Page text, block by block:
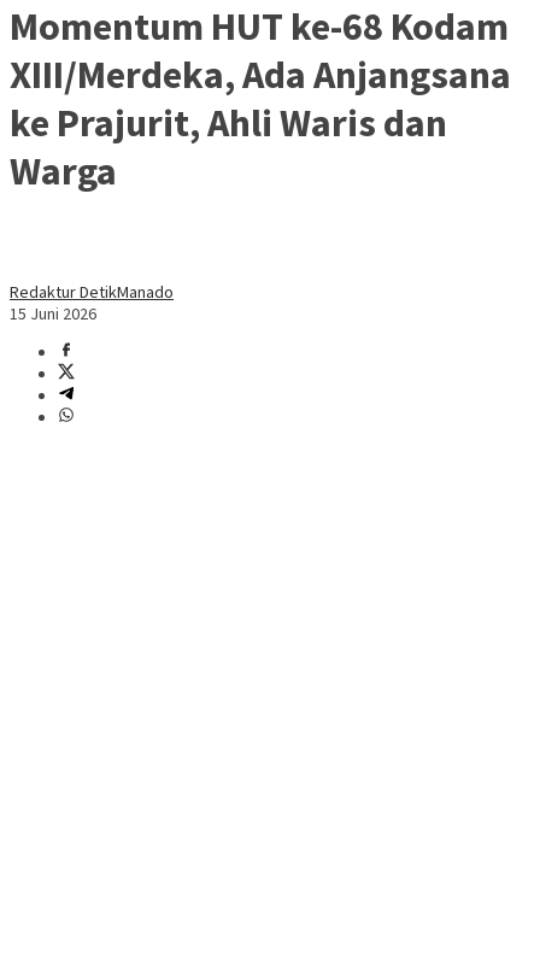
Momentum HUT ke-68 Kodam
XIII/Merdeka, Ada Anjangsana
ke Prajurit, Ahli Waris dan
Warga
Redaktur DetikManado
15 Juni 2026